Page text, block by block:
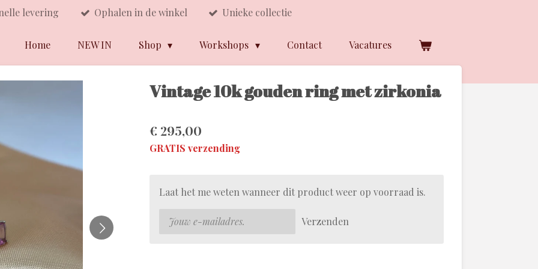
levering Ophalen in de winkel Unieke collectie
Home NEW IN Shop Workshops Contact Vacatures
Vintage 10k gouden ring met zirkonia
€ 295,00
GRATIS verzending
Laat het me weten wanneer dit product weer op voorraad is.
Verzenden